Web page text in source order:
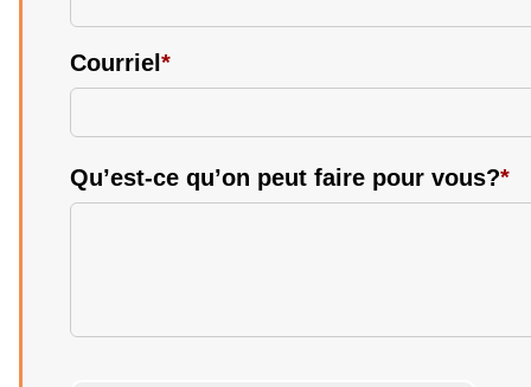
Courriel *
Qu’est-ce qu’on peut faire pour vous?*